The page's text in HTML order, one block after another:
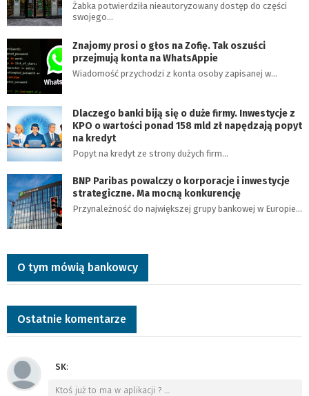
Żabka potwierdziła nieautoryzowany dostęp do części
swojego…
Znajomy prosi o głos na Zofię. Tak oszuści
przejmują konta na WhatsAppie
Wiadomość przychodzi z konta osoby zapisanej w…
Dlaczego banki biją się o duże firmy. Inwestycje z
KPO o wartości ponad 158 mld zł napędzają popyt
na kredyt
Popyt na kredyt ze strony dużych firm…
BNP Paribas powalczy o korporacje i inwestycje
strategiczne. Ma mocną konkurencję
Przynależność do największej grupy bankowej w Europie…
O tym mówią bankowcy
Ostatnie komentarze
SK:
Ktoś już to ma w aplikacji ? …